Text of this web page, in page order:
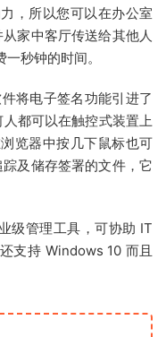
，所以您可以在办公室
家中客厅传送给其他人
秒钟的时间。
将电子签名功能引进了
都可以在触控式装置上
览器中按几下鼠标也可
及储存签署的文件，它
级管理工具，可协助 IT
支持 Windows 10 而且